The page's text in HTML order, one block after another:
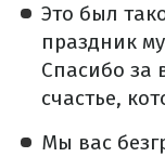
Это был
праздник
Спасибо за
счастье,
Мы вас